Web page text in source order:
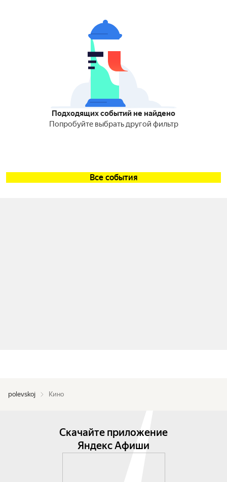
Подходящих событий не найдено
Попробуйте выбрать другой фильтр
Все события
polevskoj Кино
Скачайте приложение
Яндекс Афиши